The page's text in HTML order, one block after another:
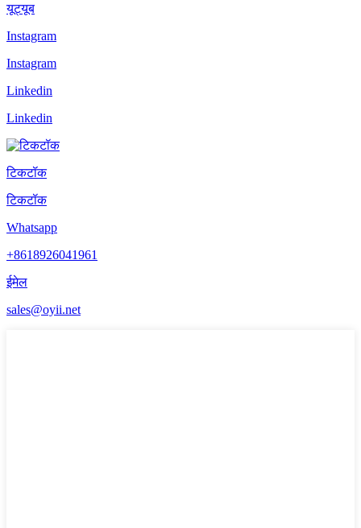
यूट्यूब
Instagram
Instagram
Linkedin
Linkedin
टिकटॉक
टिकटॉक
Whatsapp
+8618926041961
ईमेल
sales@oyii.net